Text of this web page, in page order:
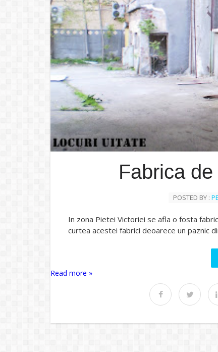
Fabrica
POSTED BY :
In zona Pietei Victoriei se afla o fosta
curtea acestei fabrici deoarece un paznic
Read more »